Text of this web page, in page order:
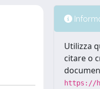
Utilizza
citare o
https://